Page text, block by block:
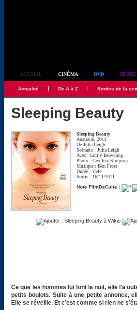
ACCUEIL CINÉMA DVD
Actualité De A à Z Sorties de la
Sleeping Beauty
Sleeping Beauty
Australie, 2011
DeJulia Leigh
Scénario :Julia Leigh
Avec :Emily Browning
Photo :Geoffrey Simpson
Musique :Ben Frost
Durée : 1h44
Sortie : 16/11/2011
Note FilmDeCulte :
Ce que les hommes lui font la nuit, elle l'a
petits boulots. Suite à une petite annonce,
Elle se réveille. Et c’est comme si rien ne